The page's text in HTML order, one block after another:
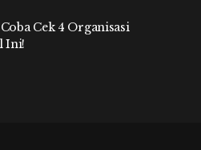
Cek 4 Organisasi
Ini!